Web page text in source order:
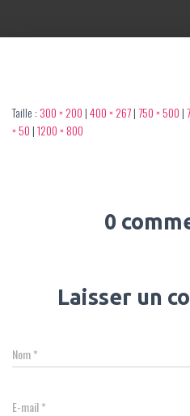
Taille : 300 × 200 |400 × 267|750 × 500 |
× 50 |1200 × 800
0
Laisser un
Nom*
E-mail*